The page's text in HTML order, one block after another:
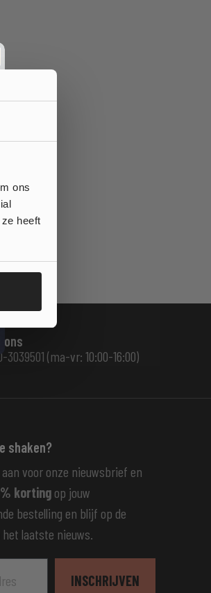
ons
heeft
ons
3039501 (ma-vr: 10:00-16:00)
shaken?
aan voor onze nieuwsbrief en
korting op jouw
bestelling en blijf op de
het laatste nieuws.
INSCHRIJVEN